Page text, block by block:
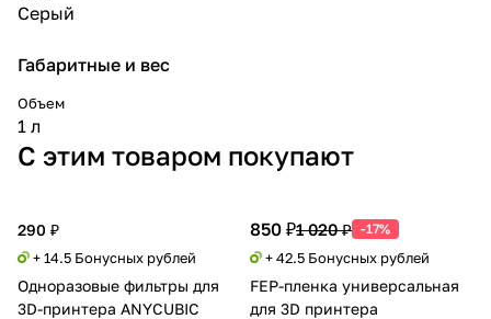
Серый
Габаритные и вес
Объем
1 л
С этим товаром покупают
290 ₽
+ 14.5 Бонусных рублей
Одноразовые фильтры для
3D-принтера ANYCUBIC
850 ₽1 020 ₽ -17%
+ 42.5 Бонусных рублей
FEP-пленка универсальная
для 3D принтера